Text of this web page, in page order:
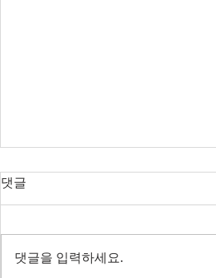
오늘의 호주 뉴스 — 2026년 8
월 10일
댓글
댓글을 입력하세요.